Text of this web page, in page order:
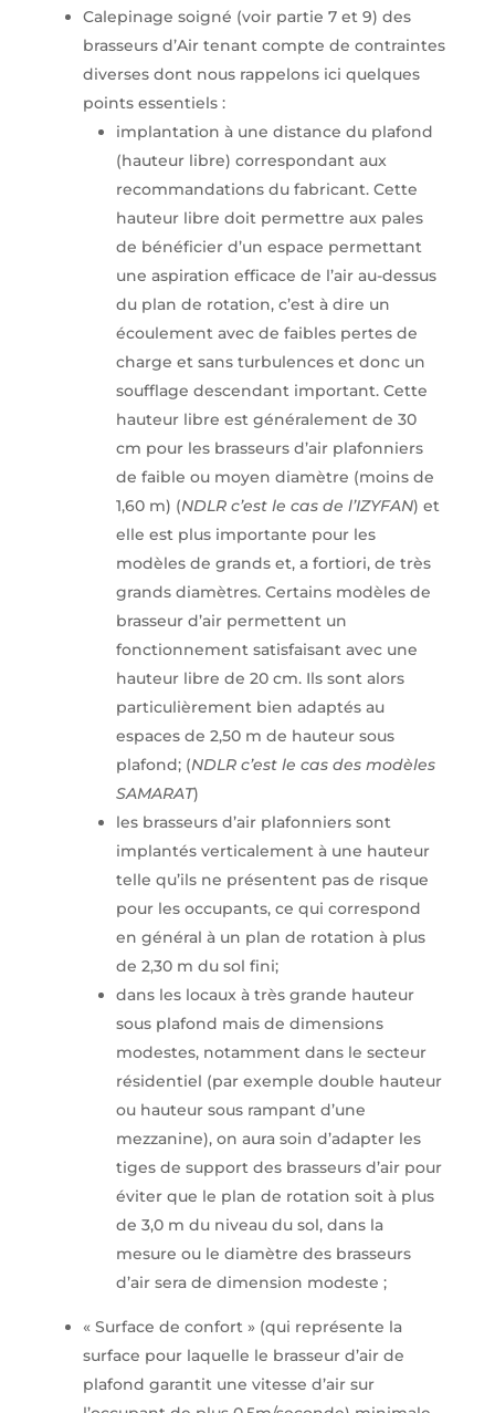
Calepinage soigné (voir partie 7 et 9) des
brasseurs d’Air tenant compte de contraintes
diverses dont nous rappelons ici quelques
points essentiels :
implantation à une distance du plafond
(hauteur libre) correspondant aux
recommandations du fabricant. Cette
hauteur libre doit permettre aux pales
de bénéficier d’un espace permettant
une aspiration efficace de l’air au-dessus
du plan de rotation, c’est à dire un
écoulement avec de faibles pertes de
charge et sans turbulences et donc un
soufflage descendant important. Cette
hauteur libre est généralement de 30
cm pour les brasseurs d’air plafonniers
de faible ou moyen diamètre (moins de
1,60 m) (NDLR c’est le cas de l’IZYFAN) et
elle est plus importante pour les
modèles de grands et, a fortiori, de très
grands diamètres. Certains modèles de
brasseur d’air permettent un
fonctionnement satisfaisant avec une
hauteur libre de 20 cm. Ils sont alors
particulièrement bien adaptés au
espaces de 2,50 m de hauteur sous
plafond; (NDLR c’est le cas des modèles
SAMARAT)
les brasseurs d’air plafonniers sont
implantés verticalement à une hauteur
telle qu’ils ne présentent pas de risque
pour les occupants, ce qui correspond
en général à un plan de rotation à plus
de 2,30 m du sol fini;
dans les locaux à très grande hauteur
sous plafond mais de dimensions
modestes, notamment dans le secteur
résidentiel (par exemple double hauteur
ou hauteur sous rampant d’une
mezzanine), on aura soin d’adapter les
tiges de support des brasseurs d’air pour
éviter que le plan de rotation soit à plus
de 3,0 m du niveau du sol, dans la
mesure ou le diamètre des brasseurs
d’air sera de dimension modeste ;
« Surface de confort » (qui représente la
surface pour laquelle le brasseur d’air de
plafond garantit une vitesse d’air sur